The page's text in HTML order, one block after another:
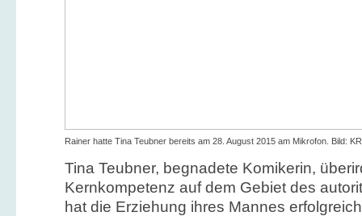
Rainer hatte Tina Teubner bereits am 28. August 2015 am Mikrofon. Bild:
Tina Teubner, begnadete Komikerin,
Kernkompetenz auf dem Gebiet des
hat die Erziehung ihres Mannes